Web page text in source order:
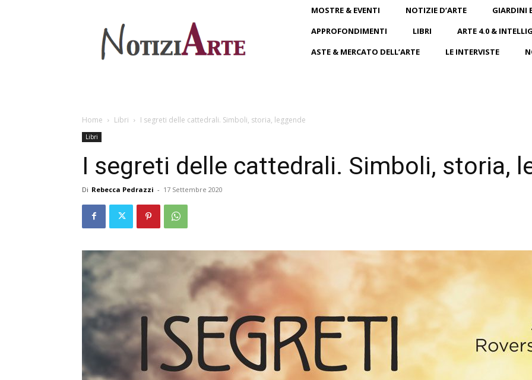
MOSTRE & EVENTI NOTIZIE D’ARTE
GIARDINI
APPROFONDIMENTI
LIBRI
ARTE 4.0 &
ASTE & MERCATO DELL’ARTE
LE INTERVISTE
Home Libri I segreti delle cattedrali. Simboli, storia, leggende
Libri
I segreti delle cattedrali. Simboli, storia,
Di Rebecca Pedrazzi - 17 Settembre 2020